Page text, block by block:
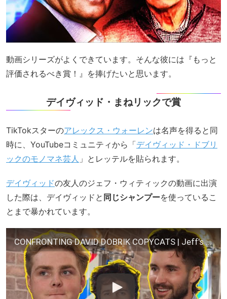
動画シリーズがよくできています。そんな彼には『もっと
評価されるべき賞！』を捧げたいと思います。
デイヴィッド・まねリックで賞
TikTokスターのアレックス・ウォーレンは名声を得ると同
時に、YouTubeコミュニティから「デイヴィッド・ドブリ
ックのモノマネ芸人 」とレッテルを貼られます。
デイヴィッドの友人のジェフ・ウィティックの動画に出演
した際は、デイヴィッドと 同じシャンプーを使っているこ
とまで暴かれています。
CONFRONTING DAVID DOBRIK COPYCATS | Jeff's Barbershop